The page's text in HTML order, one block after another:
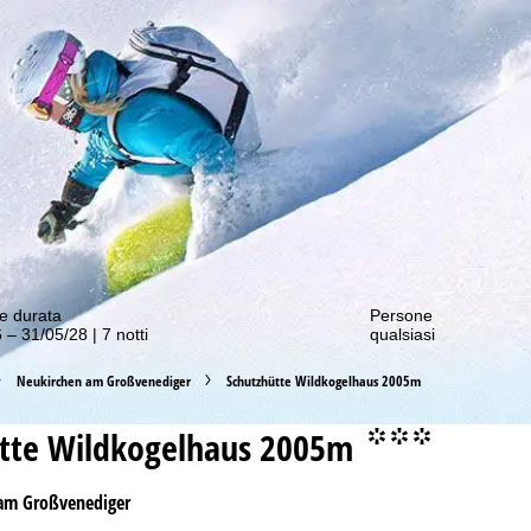
offerte migliori!
durata
– 31/05/28 | 7 notti
Persone
qualsiasi
Neukirchen am Großvenediger Schutzhütte Wildkogelhaus 2005m
Wildkogelhaus 2005m °°°
Großvenediger